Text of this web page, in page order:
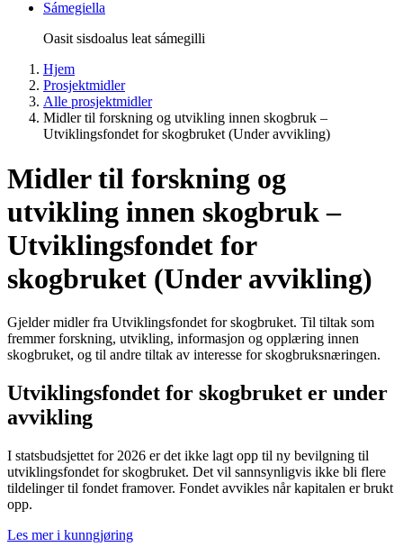
Sámegiella
Oasit sisdoalus leat sámegilli
Hjem
Prosjektmidler
Alle prosjektmidler
Midler til forskning og utvikling innen skogbruk –
Utviklingsfondet for skogbruket (Under avvikling)
Midler til forskning og
utvikling innen skogbruk –
Utviklingsfondet for
skogbruket (Under avvikling)
Gjelder midler fra Utviklingsfondet for skogbruket. Til tiltak som
fremmer forskning, utvikling, informasjon og opplæring innen
skogbruket, og til andre tiltak av interesse for skogbruksnæringen.
Utviklingsfondet for skogbruket er under
avvikling
I statsbudsjettet for 2026 er det ikke lagt opp til ny bevilgning til
utviklingsfondet for skogbruket. Det vil sannsynligvis ikke bli flere
tildelinger til fondet framover. Fondet avvikles når kapitalen er brukt
opp.
Les mer i kunngjøring